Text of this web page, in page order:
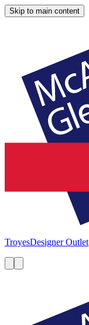
Skip to main content
TroyesDesigner Outlet